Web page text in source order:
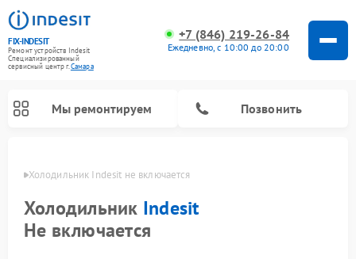
FIX-INDESIT
Ремонт устройств Indesit
Специализированный
cервисный центр г.Самара
+7 (846) 219-26-84
Ежедневно, с 10:00 до 20:00
Мы ремонтируем Позвонить
Холодильник Indesit не включается
Холодильник Indesit
Не включается